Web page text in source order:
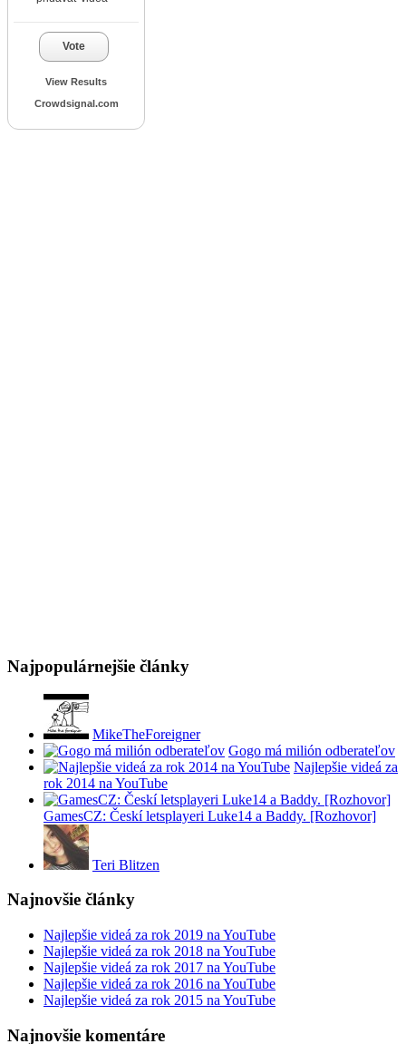
Vote
View Results
Crowdsignal.com
Najpopulárnejšie články
MikeTheForeigner
Gogo má milión odberateľov
Najlepšie videá za
rok 2014 na YouTube
GamesCZ: Českí letsplayeri Luke14 a Baddy. [Rozhovor]
Teri Blitzen
Najnovšie články
Najlepšie videá za rok 2019 na YouTube
Najlepšie videá za rok 2018 na YouTube
Najlepšie videá za rok 2017 na YouTube
Najlepšie videá za rok 2016 na YouTube
Najlepšie videá za rok 2015 na YouTube
Najnovšie komentáre